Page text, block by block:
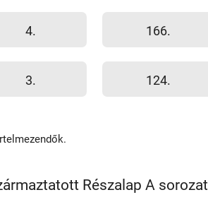
4. 166.
3. 124.
Részalap A sorozat